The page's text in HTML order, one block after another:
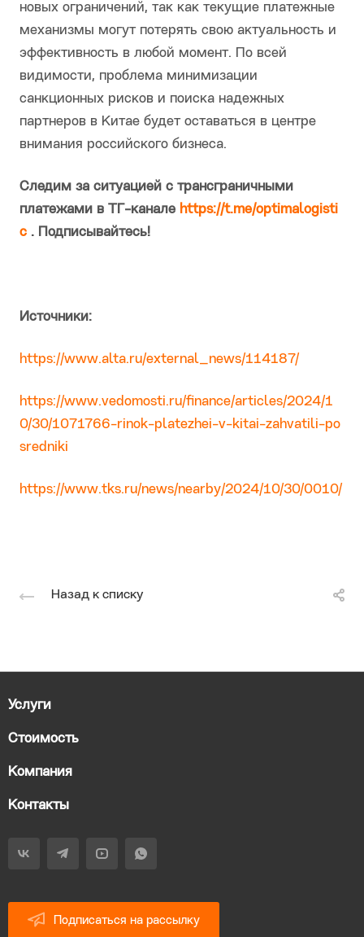
новых ограничений, так как текущие платежные
механизмы могут потерять свою актуальность и
эффективность в любой момент. По всей
видимости, проблема минимизации
санкционных рисков и поиска надежных
партнеров в Китае будет оставаться в центре
внимания российского бизнеса.
Следим за ситуацией с трансграничными
платежами в ТГ-канале https://t.me/optimalogisti
c . Подписывайтесь!
Источники:
https://www.alta.ru/external_news/114187/
https://www.vedomosti.ru/finance/articles/2024/1
0/30/1071766-rinok-platezhei-v-kitai-zahvatili-po
sredniki
https://www.tks.ru/news/nearby/2024/10/30/0010/
Назад к списку
Услуги
Стоимость
Компания
Контакты
Подписаться на рассылку